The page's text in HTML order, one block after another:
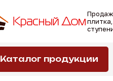
плитка,
Каталог продукции